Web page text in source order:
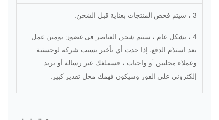
3 ، سيتم فحص المنتجات بعناية قبل الشحن.
4 ، بشكل عام ، سيتم شحن العناصر في غضون يومين عمل
بعد استلام الدفع. إذا حدث أي تأخير بسبب شركة لوجستية
وعملاء محليين أو واجبات ، فسنبلغك عبر رسالة أو بريد
إلكتروني على الفور وسيكون فهمك محل تقدير كبير.